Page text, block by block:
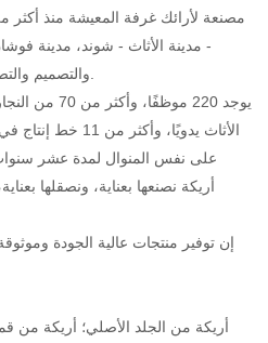
- مدينة الأثاث - شوند، مدينة
والتصميم والتصنيع والمبيعات وخدمة ما بعد البيع.
يوجد 220
الأثاث يدويًا،
على نفس المنوال لمدة عشر
أريكة نصنعها بعناية، ونصقلها
إن توفير منتجات عالية الجودة
أريكة من الجلد الأصلي؛ أريكة من